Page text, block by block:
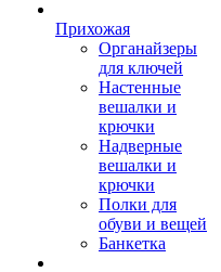
Прихожая
Органайзеры
для ключей
Настенные
вешалки и
крючки
Надверные
вешалки и
крючки
Полки для
обуви и вещей
Банкетка